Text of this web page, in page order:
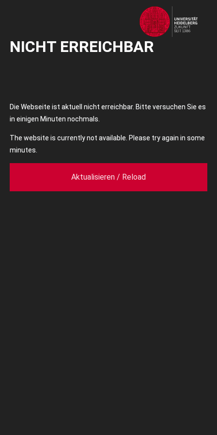
NICHT ERREICHBAR
Die Webseite ist aktuell nicht erreichbar. Bitte versuchen Sie es
in einigen Minuten nochmals.
The website is currently not available. Please try again in some
minutes.
Aktualisieren / Reload